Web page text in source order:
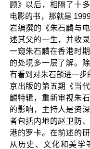
顾》以后，相隔了十
电影的书，那就是
岩编撰的《朱石麟与
述其父的一生，并收
一窥朱石麟在香港时
的处境多一层了解。
有看到对朱石麟进一步
京出版的第五期《当
麟特辑，重新审视朱
的影响，主持人是资
者包括内地的赵卫防
港的罗卡。在前述的
从历史、文化和美学